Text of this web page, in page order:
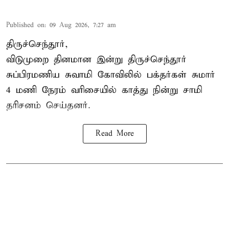
Published on: 09 Aug 2026, 7:27 am
திருச்செந்தூர்,
விடுமுறை தினமான இன்று திருச்செந்தூர்
சுப்பிரமணிய சுவாமி கோவிலில் பக்தர்கள் சுமார்
4 மணி நேரம் வரிசையில் காத்து நின்று சாமி
தரிசனம் செய்தனர்.
Read More